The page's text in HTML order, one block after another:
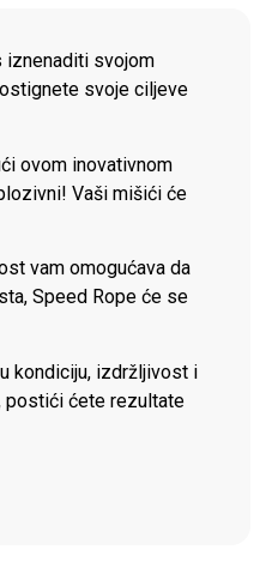
iznenaditi svojom
svoje ciljeve
ovom inovativnom
Vaši mišići će
vam omogućava da
Speed Rope će se
kondiciju, izdržljivost i
postići ćete rezultate